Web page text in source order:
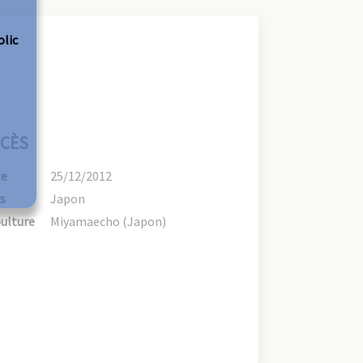
25/12/2012
Japon
Miyamaecho (Japon)